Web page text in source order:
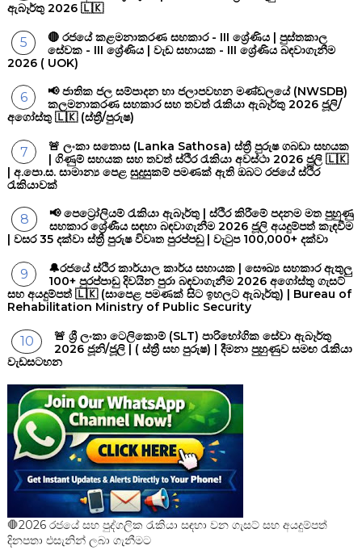
ඇබෑර්තු 2026 🇱🇰
🔴 රජයේ කළමනාකරණ සහකාර - III ශ්‍රේණිය | පුස්තකාල
සේවක - III ශ්‍රේණිය | වැඩ සහායක - III ශ්‍රේණිය බඳවාගැනීම
2026 ( UOK)
📢 ජාතික ජල සම්පාදන හා ජලාපවහන මණ්ඩලයේ (NWSDB)
කලමනාකරණ සහකාර සහ තවත් රැකියා ඇබෑර්තු 2026 ජූලි/
අගෝස්තු 🇱🇰 (ස්ත්‍රී/පුරුෂ)
🚨 ලංකා සතොස (Lanka Sathosa) ස්ත්‍රී පුරුෂ ගබඩා සහයක
| ගිණුම් සහයක සහ තවත් ස්ථිර රැකියා අවස්ථා 2026 ජූලි 🇱🇰
| අ.පො.ස. සාමාන්‍ය පෙළ සුදුසුකම් පමණක් ඇති ඔබට රජයේ ස්ථිර
රැකියාවක්
📢 පෙට්‍රෝලියම් රැකියා ඇබෑර්තු | ස්ථිර කිරීමේ පදනම මත පුහුණු
සහකාර ශ්‍රේණීය සඳහා බඳවාගැනීම 2026 ජූලි අයදුම්පත් කැඳවීම
| වසර 35 දක්වා ස්ත්‍රී පුරුෂ විවෘත පුරප්පඩු | වැටුප 100,000+ දක්වා
🔔රජයේ ස්ථිර කාර්යාල කාර්ය සහායක | සෞඛ්‍ය සහකාර ඇතුලු
100+ පුරප්පාඩු දිවයින පුරා බඳවාගැනීම 2026 අගෝස්තු ගැසට්
සහ අයදුම්පත් 🇱🇰 (සාපෙළ පමණක් සිට ඉහලට ඇබෑර්තු) | Bureau of
Rehabilitation Ministry of Public Security
🚨 ශ්‍රී ලංකා ටෙලිකොම් (SLT) පාරිභෝගික සේවා ඇබෑර්තු
2026 ජූනි/ජූලි | ( ස්ත්‍රී සහ පුරුෂ) | දීමනා පුහුණුව සමඟ රැකියා
වැඩසටහන
🛑2026 රජයේ සහ පුද්ගලික රැකියා සඳහා වන ගැසට් සහ අයදුම්පත්
දිනපතා එසැනින් ලබා ගැනීමට